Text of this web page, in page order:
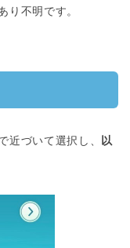
り不明です。
近づいて選択し、 以